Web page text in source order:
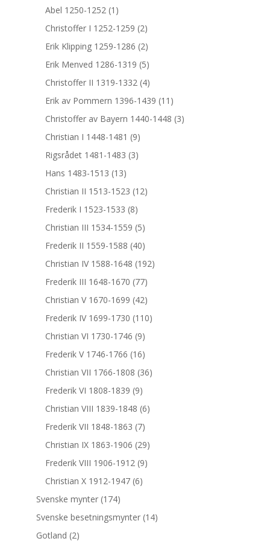
Abel 1250-1252 (1)
Christoffer I 1252-1259 (2)
Erik Klipping 1259-1286 (2)
Erik Menved 1286-1319 (5)
Christoffer II 1319-1332 (4)
Erik av Pommern 1396-1439 (11)
Christoffer av Bayern 1440-1448 (3)
Christian I 1448-1481 (9)
Rigsrådet 1481-1483 (3)
Hans 1483-1513 (13)
Christian II 1513-1523 (12)
Frederik I 1523-1533 (8)
Christian III 1534-1559 (5)
Frederik II 1559-1588 (40)
Christian IV 1588-1648 (192)
Frederik III 1648-1670 (77)
Christian V 1670-1699 (42)
Frederik IV 1699-1730 (110)
Christian VI 1730-1746 (9)
Frederik V 1746-1766 (16)
Christian VII 1766-1808 (36)
Frederik VI 1808-1839 (9)
Christian VIII 1839-1848 (6)
Frederik VII 1848-1863 (7)
Christian IX 1863-1906 (29)
Frederik VIII 1906-1912 (9)
Christian X 1912-1947 (6)
Svenske mynter (174)
Svenske besetningsmynter (14)
Gotland (2)